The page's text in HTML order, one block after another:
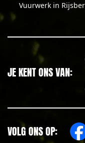
Vuurwerk in
JE KENT ONS VAN:
VOLG ONS OP: